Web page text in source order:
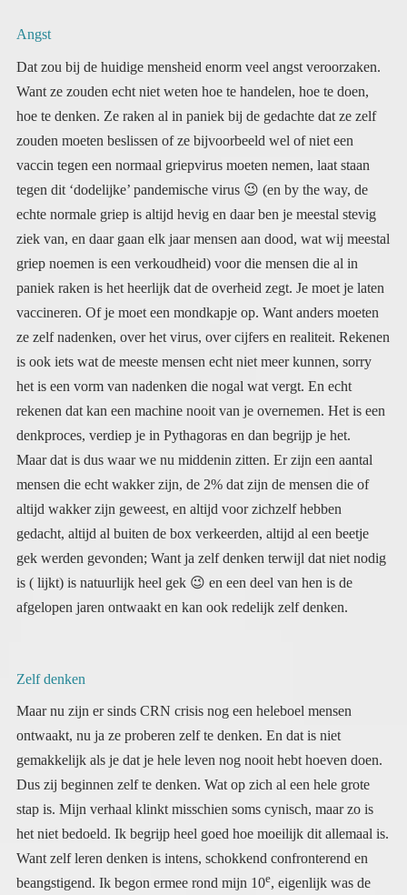
Angst
Dat zou bij de huidige mensheid enorm veel angst veroorzaken.
Want ze zouden echt niet weten hoe te handelen, hoe te doen,
hoe te denken. Ze raken al in paniek bij de gedachte dat ze zelf
zouden moeten beslissen of ze bijvoorbeeld wel of niet een
vaccin tegen een normaal griepvirus moeten nemen, laat staan
tegen dit ‘dodelijke’ pandemische virus 😉 (en by the way, de
echte normale griep is altijd hevig en daar ben je meestal stevig
ziek van, en daar gaan elk jaar mensen aan dood, wat wij meestal
griep noemen is een verkoudheid) voor die mensen die al in
paniek raken is het heerlijk dat de overheid zegt. Je moet je laten
vaccineren. Of je moet een mondkapje op. Want anders moeten
ze zelf nadenken, over het virus, over cijfers en realiteit. Rekenen
is ook iets wat de meeste mensen echt niet meer kunnen, sorry
het is een vorm van nadenken die nogal wat vergt. En echt
rekenen dat kan een machine nooit van je overnemen. Het is een
denkproces, verdiep je in Pythagoras en dan begrijp je het.
Maar dat is dus waar we nu middenin zitten. Er zijn een aantal
mensen die echt wakker zijn, de 2% dat zijn de mensen die of
altijd wakker zijn geweest, en altijd voor zichzelf hebben
gedacht, altijd al buiten de box verkeerden, altijd al een beetje
gek werden gevonden; Want ja zelf denken terwijl dat niet nodig
is ( lijkt) is natuurlijk heel gek 😉 en een deel van hen is de
afgelopen jaren ontwaakt en kan ook redelijk zelf denken.
Zelf denken
Maar nu zijn er sinds CRN crisis nog een heleboel mensen
ontwaakt, nu ja ze proberen zelf te denken. En dat is niet
gemakkelijk als je dat je hele leven nog nooit hebt hoeven doen.
Dus zij beginnen zelf te denken. Wat op zich al een hele grote
stap is. Mijn verhaal klinkt misschien soms cynisch, maar zo is
het niet bedoeld. Ik begrijp heel goed hoe moeilijk dit allemaal is.
Want zelf leren denken is intens, schokkend confronterend en
beangstigend. Ik begon ermee rond mijn 10e, eigenlijk was de
dood van JFK het begin, toen was ik 10. En dat is wat al die
mensen natuurlijk ook wel weten, als je een keer begint kun je